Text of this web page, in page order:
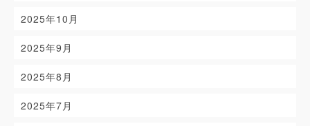
2025年10月
2025年9月
2025年8月
2025年7月